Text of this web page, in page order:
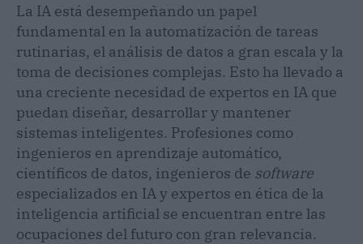
La IA está desempeñando un papel
fundamental en la automatización de tareas
rutinarias, el análisis de datos a gran escala y la
toma de decisiones complejas. Esto ha llevado a
una creciente necesidad de expertos en IA que
puedan diseñar, desarrollar y mantener
sistemas inteligentes. Profesiones como
ingenieros en aprendizaje automático,
científicos de datos, ingenieros de software
especializados en IA y expertos en ética de la
inteligencia artificial se encuentran entre las
ocupaciones del futuro con gran relevancia.